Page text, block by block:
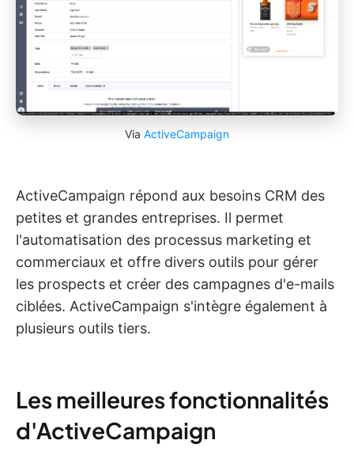
Via ActiveCampaign
ActiveCampaign répond aux besoins CRM des
petites et grandes entreprises. Il permet
l'automatisation des processus marketing et
commerciaux et offre divers outils pour gérer
les prospects et créer des campagnes d'e-mails
ciblées. ActiveCampaign s'intègre également à
plusieurs outils tiers.
Les meilleures fonctionnalités
d'ActiveCampaign